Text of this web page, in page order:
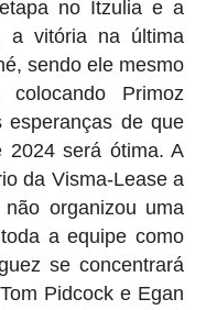
no Itzulia e a
a vitória na última
sendo ele mesmo
Primoz
esperanças de que
2024 será ótima. A
da Visma-Lease a
organizou uma
a equipe como
se concentrará
Pidcock e Egan